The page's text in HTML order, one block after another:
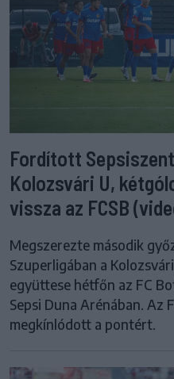
Fordított
Kolozsvári U,
vissza az FCSB
Megszerezte második
Szuperligában a
együttese hétfőn az FC
Sepsi Duna Arénában. Az
megkínlódott a pontért.